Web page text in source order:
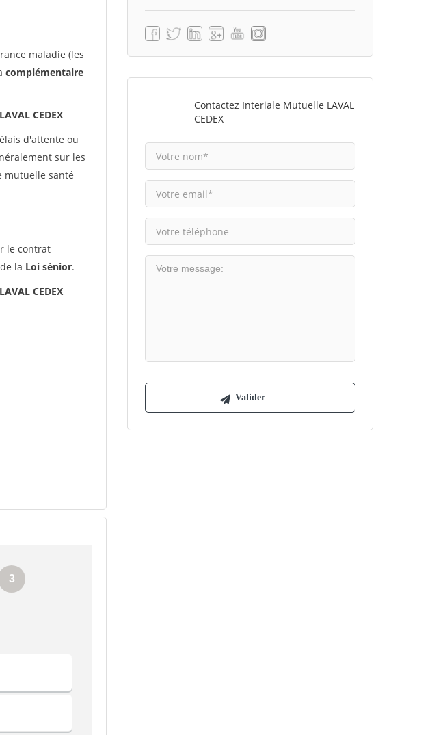
maladie (les
complémentaire
LAVAL CEDEX
d'attente ou
sur les
mutuelle santé
le contrat
la Loi sénior.
LAVAL CEDEX
Contactez Interiale Mutuelle LAVAL
CEDEX